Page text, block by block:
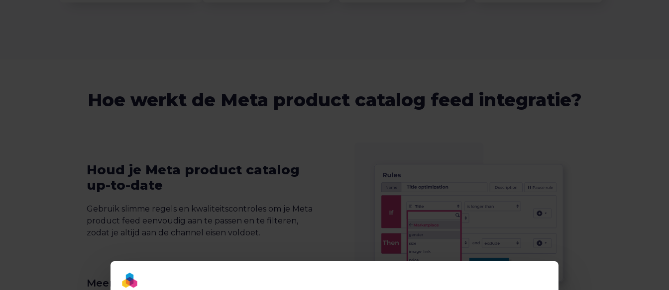
Hoe werkt de Meta product catalog feed integratie?
Houd je Meta product catalog
up-to-date
Gebruik slimme regels en kwaliteitscontroles om je Meta
product feed eenvoudig aan te passen en te filteren,
zodat je altijd aan de channel eisen voldoet.
Meer over product feed management